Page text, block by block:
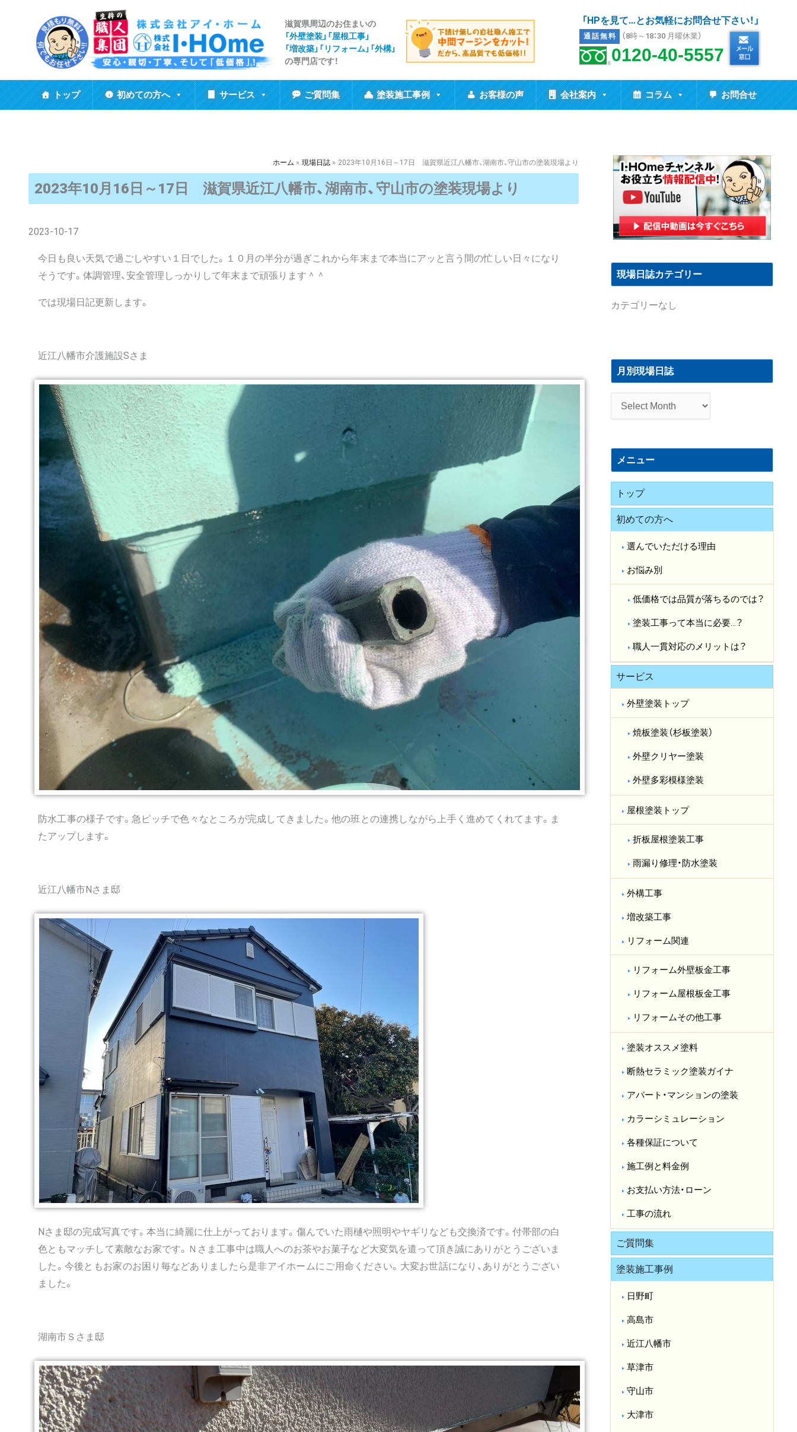
ッ
プ
滋賀県周辺のお住まいの
「外壁塗装」「屋根工事」
「増改築」「リフォーム」「外構」
の専門店です！
「HPを見て…とお気軽にお問合せ下さい！」
通話無料 （8時～18：30 月曜休業）
0120-40-5557
トップ 初めての方へ サービス ご質問集 塗装施工事例 お客様の声 会社案内 コラム お問合せ
ホーム 現場日誌 2023年10月16日～17日 滋賀県近江八幡市、湖南市、守山市の塗装現場より
2023年10月16日～17日 滋賀県近江八幡市、湖南市、守山市の塗装現場より
2023-10-17
今日も良い天気で過ごしやすい１日でした。１０月の半分が過ぎこれから年末まで本当にアッと言う間の忙しい日々になり
そうです。体調管理、安全管理しっかりして年末まで頑張ります＾＾
では現場日記更新します。
近江八幡市介護施設Sさま
防水工事の様子です。急ピッチで色々なところが完成してきました。他の班との連携しながら上手く進めてくれてます。ま
たアップします。
近江八幡市Nさま邸
Nさま邸の完成写真です。本当に綺麗に仕上がっております。傷んでいた雨樋や照明やヤギリなども交換済です。付帯部の白
色ともマッチして素敵なお家です。Ｎさま工事中は職人へのお茶やお菓子など大変気を遣って頂き誠にありがとうございま
した。今後ともお家のお困り毎などありましたら是非アイホームにご用命ください。大変お世話になり、ありがとうござい
ました。
湖南市Ｓさま邸
現場日誌カテゴリー
カテゴリーなし
月別現場日誌
別
現
誌
メニュー
トップ
初めての方へ
選んでいただける理由
お悩み別
低価格では品質が落ちるのでは？​
塗装工事って本当に必要…？​
職人一貫対応のメリットは？​
サービス
外壁塗装トップ
焼板塗装（杉板塗装）
外壁クリヤー塗装
外壁多彩模様塗装
屋根塗装トップ
折板屋根塗装工事
雨漏り修理・防水塗装
外構工事
増改築工事
リフォーム関連
リフォーム外壁板金工事
リフォーム屋根板金工事
リフォームその他工事
塗装オススメ塗料
断熱セラミック塗装ガイナ
アパート・マンションの塗装
カラーシミュレーション
各種保証について
施工例と料金例
お支払い方法・ローン
工事の流れ
ご質問集
塗装施工事例
日野町
高島市
近江八幡市
草津市
守山市
大津市